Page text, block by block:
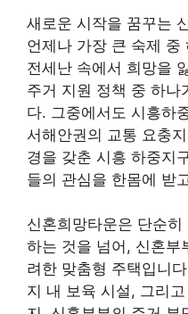
새로운 시작을 꿈꾸는
언제나 가장 큰 숙제 중
전세난 속에서 희망을
주거 지원 정책 중 하나
다. 그중에서도 시흥하
서해안권의 교통 요충
경을 갖춘 시흥 하중지
들의 관심을 한몸에 받
신혼희망타운은 단순
하는 것을 넘어, 신혼부
려한 맞춤형 주택입니
지 내 보육 시설, 그리